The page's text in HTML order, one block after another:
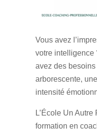
Vous avez
votre intelligence
avez des
arborescente,
intensité
L’École Un
formation en